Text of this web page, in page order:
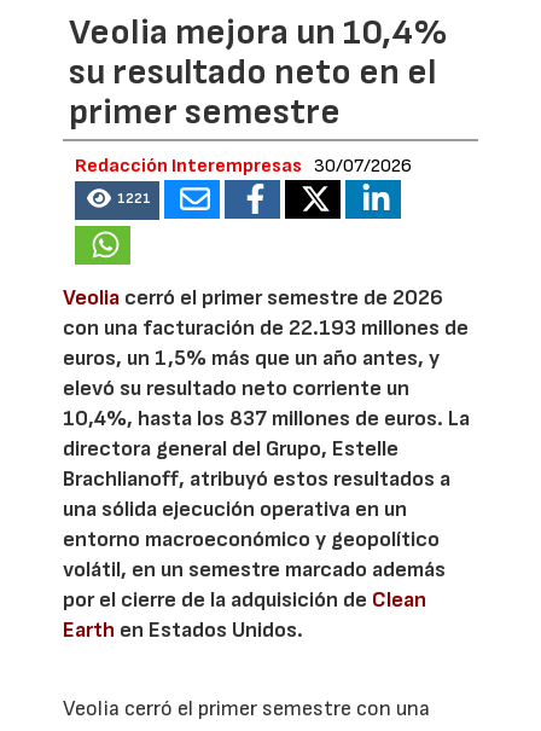
Veolia mejora un 10,4%
su resultado neto en el
primer semestre
Redacción Interempresas 30/07/2026
1221
Veolia cerró el primer semestre de 2026
con una facturación de 22.193 millones de
euros, un 1,5% más que un año antes, y
elevó su resultado neto corriente un
10,4%, hasta los 837 millones de euros. La
directora general del Grupo, Estelle
Brachlianoff, atribuyó estos resultados a
una sólida ejecución operativa en un
entorno macroeconómico y geopolítico
volátil, en un semestre marcado además
por el cierre de la adquisición de Clean
Earth en Estados Unidos.
Veolia cerró el primer semestre con una